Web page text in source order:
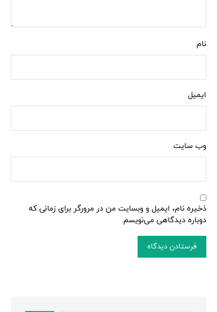
نام
ایمیل
وب‌ سایت
ذخیره نام، ایمیل و وبسایت من در مرورگر برای زمانی که
دوباره دیدگاهی می‌نویسم.
فرستادن دیدگاه